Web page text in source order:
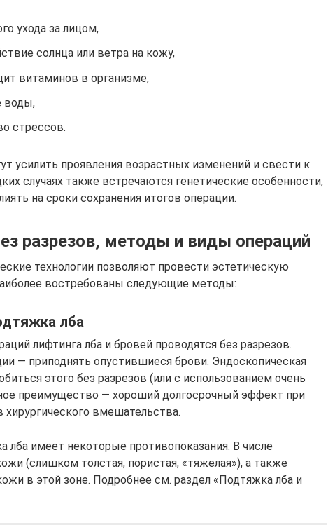
ухода за лицом,
солнца или ветра на кожу,
витаминов в организме,
воды,
стрессов.
усилить проявления возрастных изменений и свести к
случаях также встречаются генетические особенности,
на сроки сохранения итогов операции.
разрезов, методы и виды операций
технологии позволяют провести эстетическую
востребованы следующие методы:
лба
лифтинга лба и бровей проводятся без разрезов.
— приподнять опустившиеся брови. Эндоскопическая
этого без разрезов (или с использованием очень
преимущество — хороший долгосрочный эффект при
вмешательства.
лба имеет некоторые противопоказания. В числе
(слишком толстая, пористая, «тяжелая»), а также
в этой зоне. Подробнее см. раздел «Подтяжка лба и